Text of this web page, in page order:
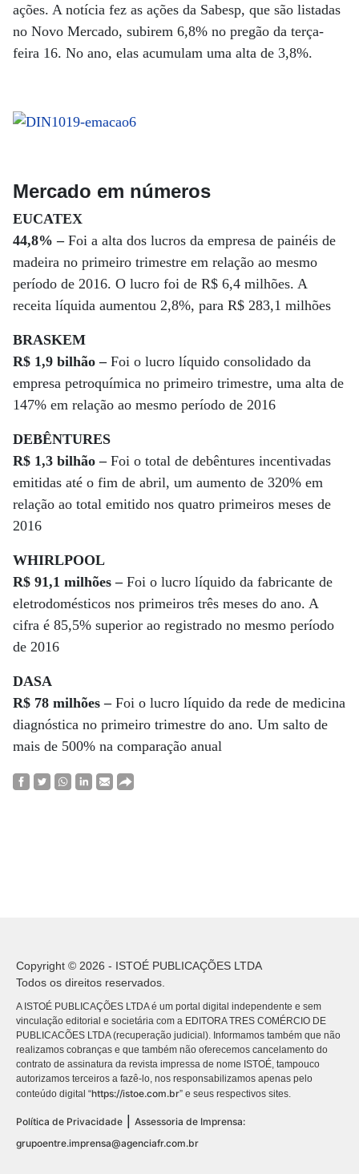
ações. A notícia fez as ações da Sabesp, que são listadas
no Novo Mercado, subirem 6,8% no pregão da terça-
feira 16. No ano, elas acumulam uma alta de 3,8%.
Mercado em números
EUCATEX
44,8% –Foi a alta dos lucros da empresa de painéis de
madeira no primeiro trimestre em relação ao mesmo
período de 2016. O lucro foi de R$ 6,4 milhões. A
receita líquida aumentou 2,8%, para R$ 283,1 milhões
BRASKEM
R$ 1,9 bilhão –Foi o lucro líquido consolidado da
empresa petroquímica no primeiro trimestre, uma alta de
147% em relação ao mesmo período de 2016
DEBÊNTURES
R$ 1,3 bilhão –Foi o total de debêntures incentivadas
emitidas até o fim de abril, um aumento de 320% em
relação ao total emitido nos quatro primeiros meses de
2016
WHIRLPOOL
R$ 91,1 milhões –Foi o lucro líquido da fabricante de
eletrodomésticos nos primeiros três meses do ano. A
cifra é 85,5% superior ao registrado no mesmo período
de 2016
DASA
R$ 78 milhões –Foi o lucro líquido da rede de medicina
diagnóstica no primeiro trimestre do ano. Um salto de
mais de 500% na comparação anual
Copyright © 2026 - ISTOÉ PUBLICAÇÕES LTDA
Todos os direitos reservados.
A ISTOÉ PUBLICAÇÕES LTDA é um portal digital independente e sem
vinculação editorial e societária com a EDITORA TRES COMÉRCIO DE
PUBLICACÕES LTDA (recuperação judicial). Informamos também que não
realizamos cobranças e que também não oferecemos cancelamento do
contrato de assinatura da revista impressa de nome ISTOÉ, tampouco
autorizamos terceiros a fazê-lo, nos responsabilizamos apenas pelo
conteúdo digital “https://istoe.com.br” e seus respectivos sites.
Política de Privacidade | Assessoria de Imprensa:
grupoentre.imprensa@agenciafr.com.br